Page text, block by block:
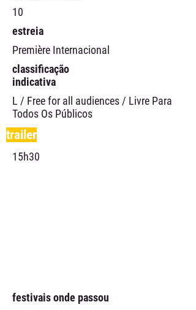
10
estreia
Première Internacional
classificação
indicativa
L / Free for all audiences / Livre Para
Todos Os Públicos
trailer
15h30
festivais onde passou